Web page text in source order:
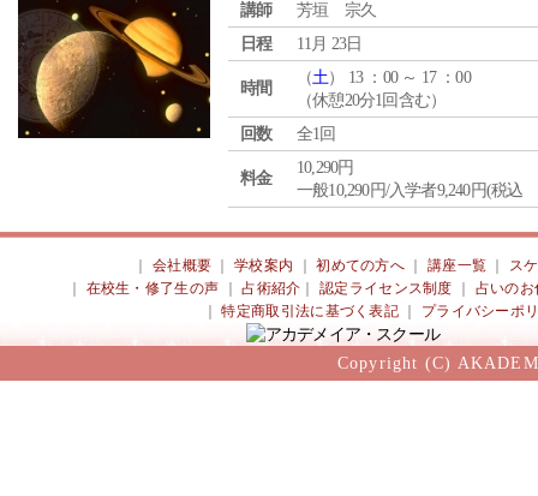
講師
芳垣 宗久
日程
11月 23日
時間
（土） 13 ：00 ～ 17 ：00
（休憩20分1回含む）
回数
全1回
料金
10,290円
一般10,290円/入学者9,240円(税込
会社概要 ｜学校案内 ｜初めての方へ 講座一覧
ス
在校生・修了生の声 ｜占術紹介 ｜認定ライセンス制度
占いのお
｜特定商取引法に基づく表記 プライバシーポ
Copyright (C)